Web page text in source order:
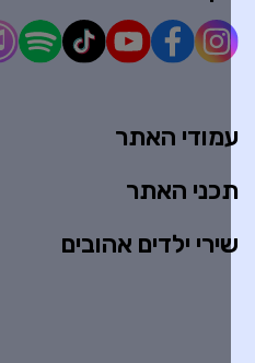
האתר
האתר
ילדים אהובים